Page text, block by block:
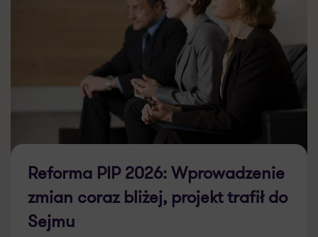
Reforma PIP 2026: Wprowadzenie
zmian coraz bliżej, projekt trafił do
Sejmu